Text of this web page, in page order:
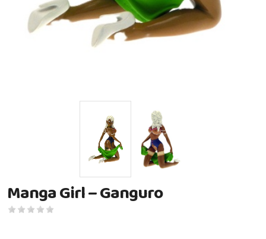
Manga Girl – Ganguro